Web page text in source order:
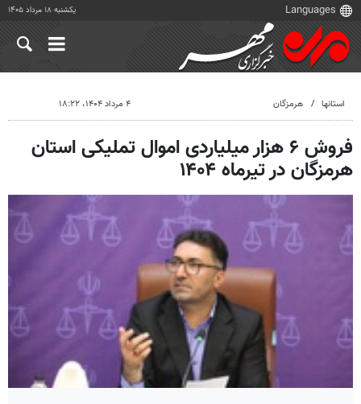
یکشنبه ۱۸ مرداد ۱۴۰۵
استانها هرمزگان ۴ مرداد ۱۴۰۴، ۱۸:۲۲
فروش ۶ هزار میلیاردی اموال تملیکی استان
هرمزگان در تیرماه ۱۴۰۴